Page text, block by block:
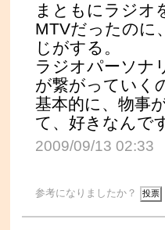
まともにラジオ
MTVだったのに
じがする。
ラジオパーソナ
が繋がっていく
基本的に、物事
て、好きなんで
2009/09/13 02:33
参考になりましたか？